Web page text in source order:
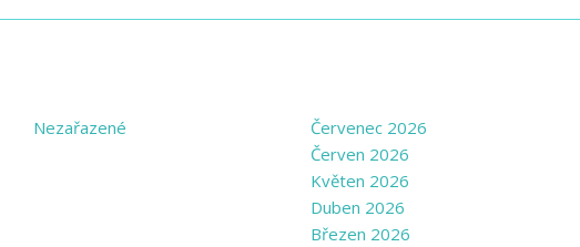
Nezařazené
Červenec 2026
Červen 2026
Květen 2026
Duben 2026
Březen 2026